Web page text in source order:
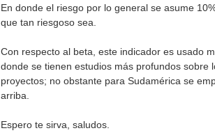
En donde el riesgo por lo general se asume
que tan riesgoso sea.
Con respecto al beta, este indicador es usado
donde se tienen estudios más profundos sobre
proyectos; no obstante para Sudamérica se
arriba.
Espero te sirva, saludos.